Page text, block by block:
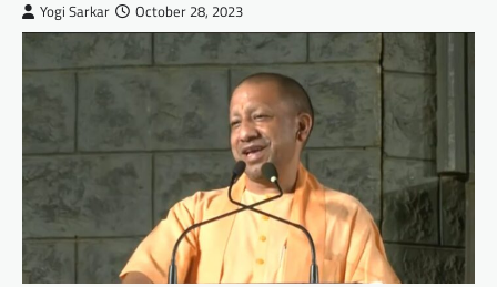
Yogi Sarkar October 28, 2023